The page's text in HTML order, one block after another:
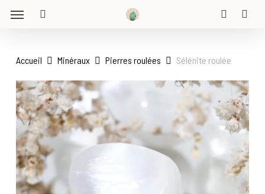
content
Menu
Accueil Minéraux Pierres roulées Sélénite roulée